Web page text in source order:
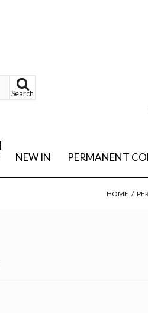
Search
NEW IN PERMANENT
HOME /